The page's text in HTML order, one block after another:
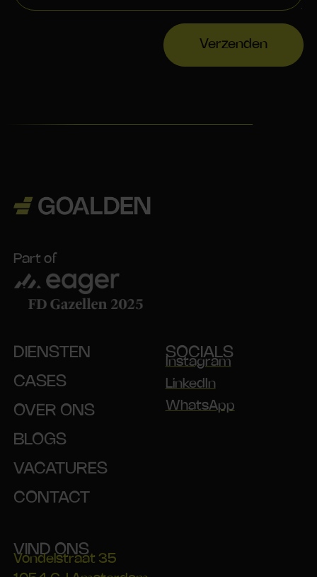
Verzenden
Part of
DIENSTEN
CASES
OVER ONS
BLOGS
VACATURES
CONTACT
SOCIALS
Instagram
LinkedIn
WhatsApp
VIND ONS
Vondelstraat 35